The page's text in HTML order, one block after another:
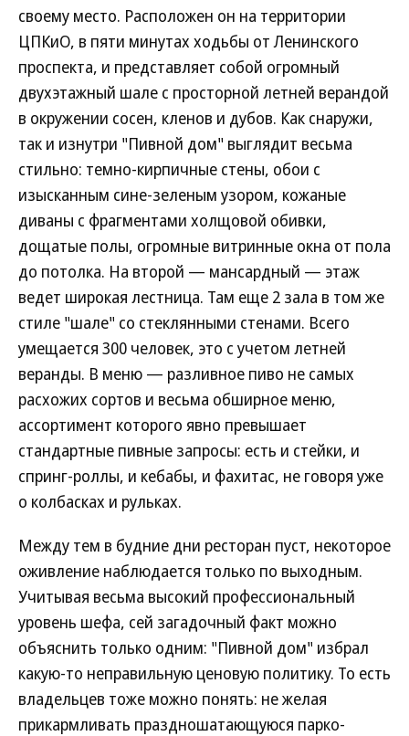
своему место. Расположен он на территории
ЦПКиО, в пяти минутах ходьбы от Ленинского
проспекта, и представляет собой огромный
двухэтажный шале с просторной летней верандой
в окружении сосен, кленов и дубов. Как снаружи,
так и изнутри "Пивной дом" выглядит весьма
стильно: темно-кирпичные стены, обои с
изысканным сине-зеленым узором, кожаные
диваны с фрагментами холщовой обивки,
дощатые полы, огромные витринные окна от пола
до потолка. На второй — мансардный — этаж
ведет широкая лестница. Там еще 2 зала в том же
стиле "шале" со стеклянными стенами. Всего
умещается 300 человек, это с учетом летней
веранды. В меню — разливное пиво не самых
расхожих сортов и весьма обширное меню,
ассортимент которого явно превышает
стандартные пивные запросы: есть и стейки, и
спринг-роллы, и кебабы, и фахитас, не говоря уже
о колбасках и рульках.
Между тем в будние дни ресторан пуст, некоторое
оживление наблюдается только по выходным.
Учитывая весьма высокий профессиональный
уровень шефа, сей загадочный факт можно
объяснить только одним: "Пивной дом" избрал
какую-то неправильную ценовую политику. То есть
владельцев тоже можно понять: не желая
прикармливать праздношатающуюся парко-